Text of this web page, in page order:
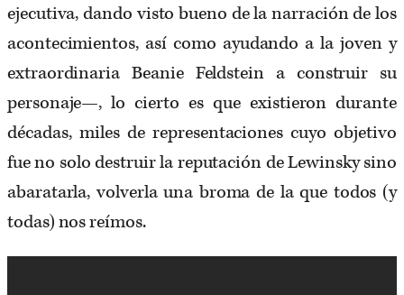
ejecutiva, dando visto bueno de la narración de los
acontecimientos, así como ayudando a la joven y
extraordinaria Beanie Feldstein a construir su
personaje—, lo cierto es que existieron durante
décadas, miles de representaciones cuyo objetivo
fue no solo destruir la reputación de Lewinsky sino
abaratarla, volverla una broma de la que todos (y
todas) nos reímos.